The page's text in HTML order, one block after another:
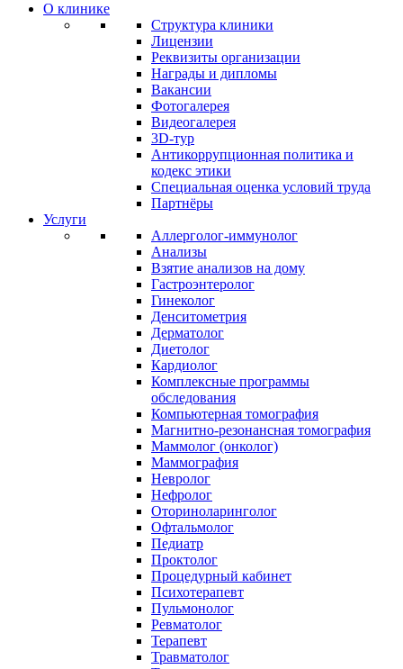
О клинике
Структура клиники
Лицензии
Реквизиты организации
Награды и дипломы
Вакансии
Фотогалерея
Видеогалерея
3D-тур
Антикоррупционная политика и
кодекс этики
Специальная оценка условий труда
Партнёры
Услуги
Аллерголог-иммунолог
Анализы
Взятие анализов на дому
Гастроэнтеролог
Гинеколог
Денситометрия
Дерматолог
Диетолог
Кардиолог
Комплексные программы
обследования
Компьютерная томография
Магнитно-резонансная томография
Маммолог (онколог)
Маммография
Невролог
Нефролог
Оториноларинголог
Офтальмолог
Педиатр
Проктолог
Процедурный кабинет
Психотерапевт
Пульмонолог
Ревматолог
Терапевт
Травматолог